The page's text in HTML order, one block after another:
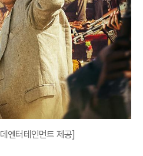
엔터테인먼트 제공]